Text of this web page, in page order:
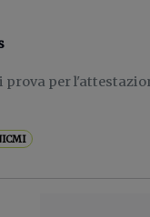
prova per